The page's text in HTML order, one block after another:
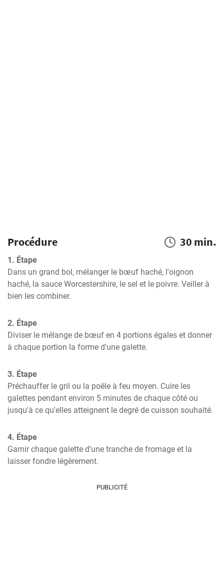
Procédure 30 min.
1. Étape
Dans un grand bol, mélanger le bœuf haché, l'oignon
haché, la sauce Worcestershire, le sel et le poivre. Veiller à
bien les combiner.
2. Étape
Diviser le mélange de bœuf en 4 portions égales et donner
à chaque portion la forme d'une galette.
3. Étape
Préchauffer le gril ou la poêle à feu moyen. Cuire les
galettes pendant environ 5 minutes de chaque côté ou
jusqu'à ce qu'elles atteignent le degré de cuisson souhaité.
4. Étape
Garnir chaque galette d'une tranche de fromage et la
laisser fondre légèrement.
PUBLICITÉ